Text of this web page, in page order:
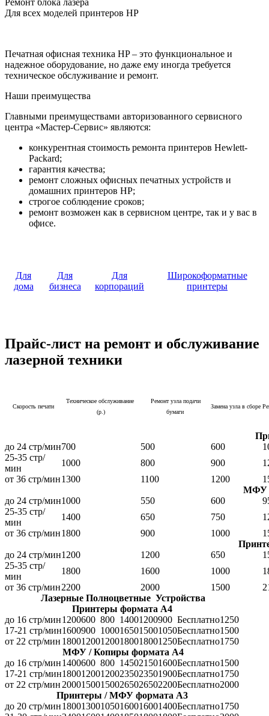
Для всех моделей принтеров HP
Печатная офисная техника HP – это функциональное и
надежное оборудование, но даже ему иногда требуется
техническое обслуживание и ремонт.
Наши преимущества
Главными преимуществами авторизованного сервисного
центра «Мастер-Сервис» являются:
конкурентная стоимость ремонта принтеров Hewlett-
Packard;
гарантия качества;
ремонт сложных офисных печатных устройств и
домашних принтеров HP;
строгое соблюдение сроков;
ремонт возможен как в сервисном центре, так и у вас в
офисе.
Для
дома
Для
бизнеса
Для
корпораций
Широкоформатные
принтеры
Прайс-лист на ремонт и обслуживание
лазерной техники
Скорость печати
Техническое обслуживание
(р.)
Ремонт узла подачи
бумаги
Замена узла в сборе
до 24 стр/мин700 500 600
25-35 стр/
мин
1000 800 900
от 36 стр/мин1300 1100 1200
МФУ
до 24 стр/мин1000 550 600
25-35 стр/
мин
1400 650 750
от 36 стр/мин1800 900 1000
до 24 стр/мин1200 1200 650
25-35 стр/
мин
1800 1600 1000
от 36 стр/мин2200 2000 1500
Лазерные Полноцветные Устройства
Принтеры формата А4
до 16 стр/мин1200600 800 14001200900 Бесплатно1250
17-21 стр/мин1600900 1000165015001050Бесплатно1500
от 22 стр/мин 180012001200180018001250Бесплатно1750
МФУ / Копиры формата А4
до 16 стр/мин1400600 800 145021501600Бесплатно1500
17-21 стр/мин180012001200235023501900Бесплатно1750
от 22 стр/мин 200015001500265026502200Бесплатно2000
Принтеры / МФУ формата А3
до 20 стр/мин180013001050160016001400Бесплатно1750